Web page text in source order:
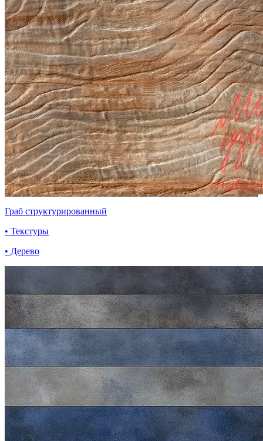
Граб структурированный
• Текстуры
• Дерево